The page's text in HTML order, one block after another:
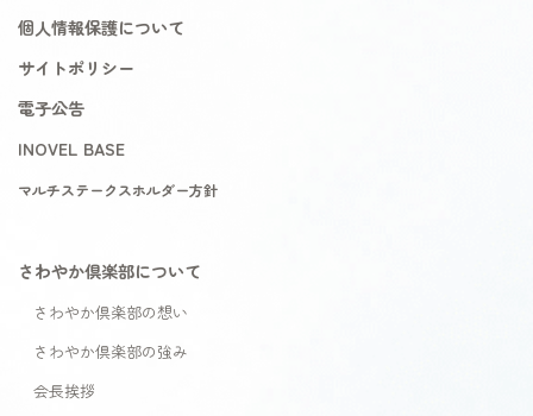
個人情報保護について
サイトポリシー
電子公告
INOVEL BASE
マルチステークスホルダー方針
さわやか倶楽部について
さわやか倶楽部の想い
さわやか倶楽部の強み
会長挨拶